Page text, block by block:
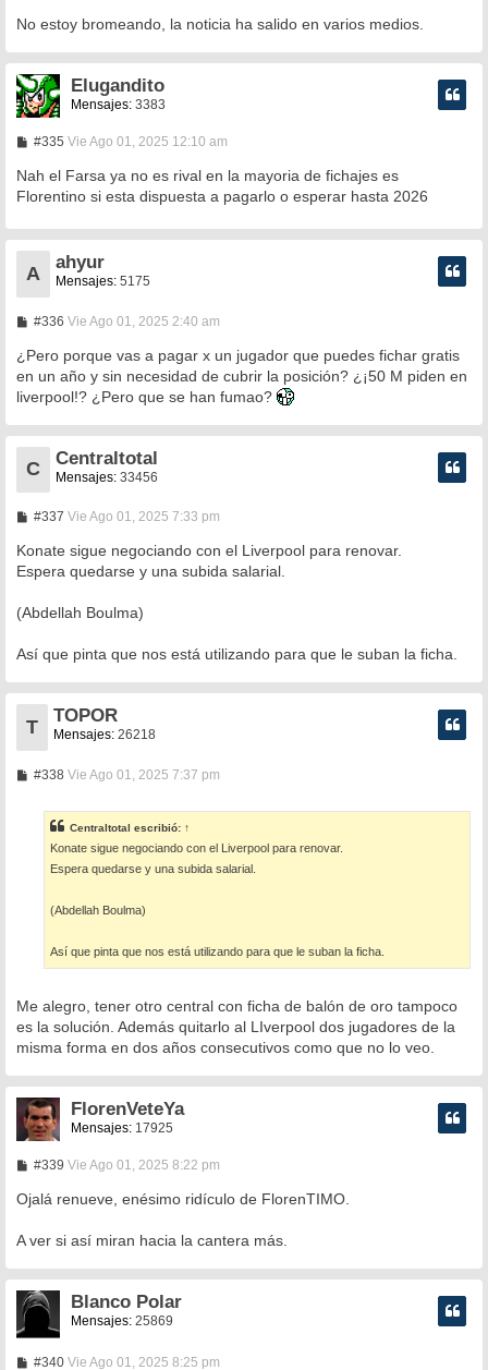
No estoy bromeando, la noticia ha salido en varios medios.
Elugandito
Mensajes: 3383
#335M
n
a
e
Vie Ago 01, 2025 12:10 am
Nah el Farsa ya no es rival en la mayoria de fichajes es
Florentino si esta dispuesta a pagarlo o esperar hasta 2026
A
ahyur
Mensajes: 5175
#336M
n
s
a
j
Vie Ago 01, 2025 2:40 am
¿Pero porque vas a pagar x un jugador que puedes fichar gratis
en un año y sin necesidad de cubrir la posición? ¿¡50 M piden en
liverpool!? ¿Pero que se han fumao?
C
Centraltotal
Mensajes: 33456
#337M
n
a
e
Vie Ago 01, 2025 7:33 pm
Konate sigue negociando con el Liverpool para renovar.
Espera quedarse y una subida salarial.
(Abdellah Boulma)
Así que pinta que nos está utilizando para que le suban la ficha.
T
TOPOR
Mensajes: 26218
#338M
s
a
j
e
Vie Ago 01, 2025 7:37 pm
Centraltotal escribió: ↑
Konate sigue negociando con el Liverpool para renovar.
Espera quedarse y una subida salarial.
(Abdellah Boulma)
Así que pinta que nos está utilizando para que le suban la ficha.
Me alegro, tener otro central con ficha de balón de oro tampoco
es la solución. Además quitarlo al LIverpool dos jugadores de la
misma forma en dos años consecutivos como que no lo veo.
FlorenVeteYa
Mensajes: 17925
#339M
n
j
Vie Ago 01, 2025 8:22 pm
Ojalá renueve, enésimo ridículo de FlorenTIMO.
A ver si así miran hacia la cantera más.
Blanco Polar
Mensajes: 25869
#340MVie Ago 01, 2025 8:25 pm